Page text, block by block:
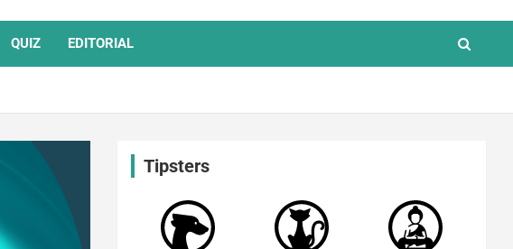
QUIZ EDITORIAL
Tipsters